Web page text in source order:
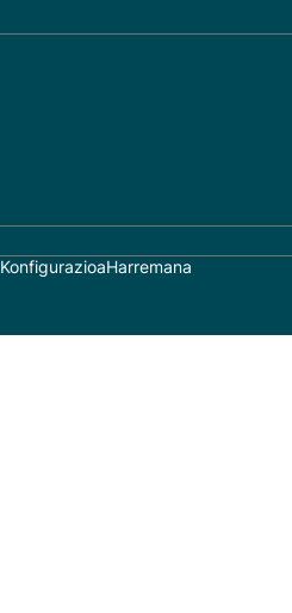
Harremana